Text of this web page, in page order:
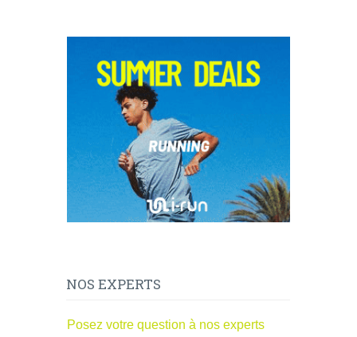
NOS EXPERTS
Posez votre question à nos experts